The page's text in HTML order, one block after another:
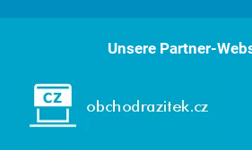
Unsere Partner-